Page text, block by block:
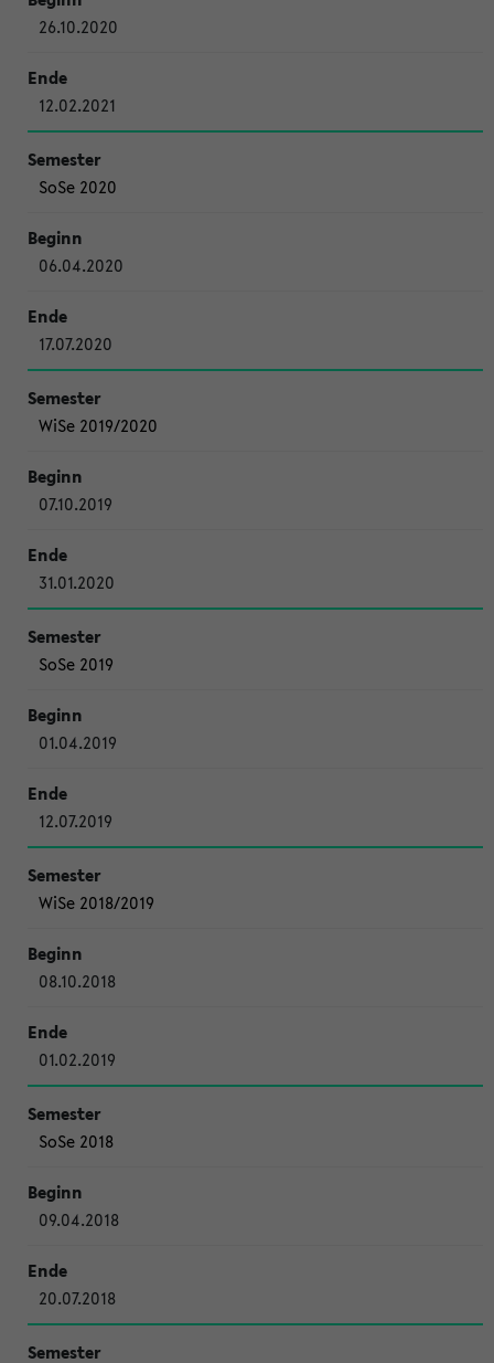
26.10.2020
12.02.2021
SoSe 2020
06.04.2020
17.07.2020
WiSe 2019/2020
07.10.2019
31.01.2020
SoSe 2019
01.04.2019
12.07.2019
WiSe 2018/2019
08.10.2018
01.02.2019
SoSe 2018
09.04.2018
20.07.2018